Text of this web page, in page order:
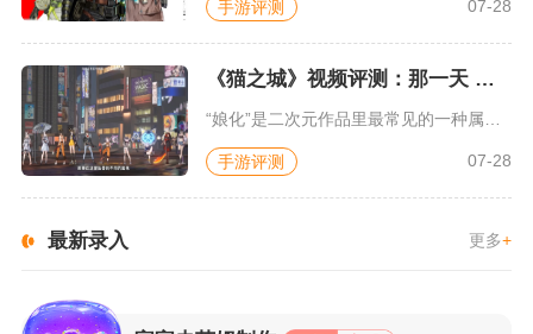
手游评测 07-28
《猫之城》视频评测：那一天 我家的猫变成了猫娘
“娘化”是二次元作品里最常见的一种属性，这种属性不分物种、不...
手游评测 07-28
最新录入 更多+